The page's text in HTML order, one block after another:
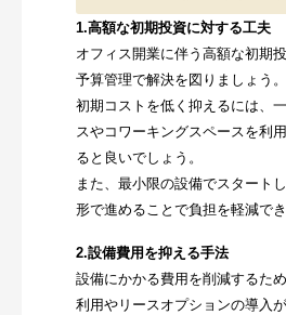
1.高額な初期投資に対する工夫
オフィス開業に伴う高額な初期
予算管理で解決を図りましょう。
初期コストを低く抑えるには、
スやコワーキングスペースを利
ると良いでしょう。
また、最小限の設備でスタート
形で進めることで負担を軽減でき
2.設備費用を抑える手法
設備にかかる費用を削減するた
利用やリースオプションの導入が